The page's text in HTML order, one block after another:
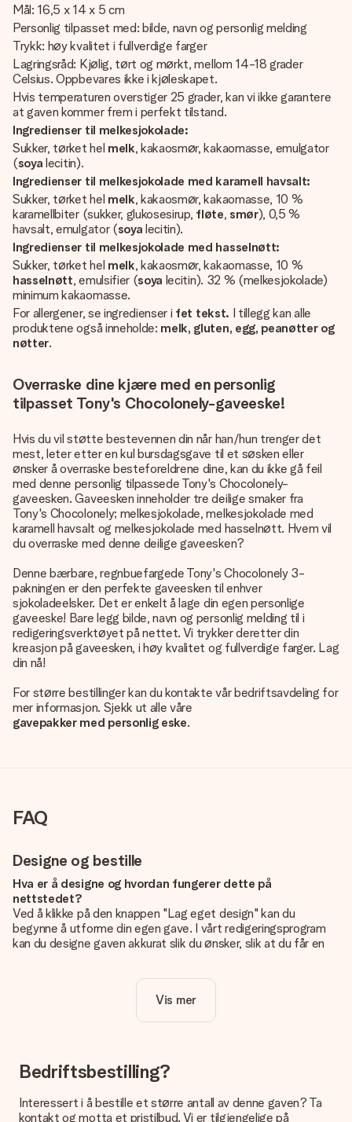
Mål: 16,5 x 14 x 5 cm
Personlig tilpasset med: bilde, navn og personlig melding
Trykk: høy kvalitet i fullverdige farger
Lagringsråd: Kjølig, tørt og mørkt, mellom 14-18 grader
Celsius. Oppbevares ikke i kjøleskapet.
Hvis temperaturen overstiger 25 grader, kan vi ikke garantere
at gaven kommer frem i perfekt tilstand.
Ingredienser til melkesjokolade:
Sukker, tørket hel melk, kakaosmør, kakaomasse, emulgator
(soya lecitin).
Ingredienser til melkesjokolade med karamell havsalt:
Sukker, tørket hel melk, kakaosmør, kakaomasse, 10 %
karamellbiter (sukker, glukosesirup, fløte, smør), 0,5 %
havsalt, emulgator (soya lecitin).
Ingredienser til melkesjokolade med hasselnøtt:
Sukker, tørket hel melk, kakaosmør, kakaomasse, 10 %
hasselnøtt, emulsifier (soya lecitin). 32 % (melkesjokolade)
minimum kakaomasse.
For allergener, se ingredienser i fet tekst. I tillegg kan alle
produktene også inneholde: melk, gluten, egg, peanøtter og
nøtter.
Overraske dine kjære med en personlig
tilpasset Tony's Chocolonely-gaveeske!
Hvis du vil støtte bestevennen din når han/hun trenger det
mest, leter etter en kul bursdagsgave til et søsken eller
ønsker å overraske besteforeldrene dine, kan du ikke gå feil
med denne personlig tilpassede Tony's Chocolonely-
gaveesken. Gaveesken inneholder tre deilige smaker fra
Tony's Chocolonely; melkesjokolade, melkesjokolade med
karamell havsalt og melkesjokolade med hasselnøtt. Hvem vil
du overraske med denne deilige gaveesken?
Denne bærbare, regnbuefargede Tony's Chocolonely 3-
pakningen er den perfekte gaveesken til enhver
sjokoladeelsker. Det er enkelt å lage din egen personlige
gaveeske! Bare legg bilde, navn og personlig melding til i
redigeringsverktøyet på nettet. Vi trykker deretter din
kreasjon på gaveesken, i høy kvalitet og fullverdige farger. Lag
din nå!
For større bestillinger kan du kontakte vår bedriftsavdeling for
mer informasjon. Sjekk ut alle våre
gavepakker med personlig eske.
FAQ
Designe og bestille
Hva er å designe og hvordan fungerer dette på
nettstedet?
Ved å klikke på den knappen "Lag eget design" kan du
begynne å utforme din egen gave. I vårt redigeringsprogram
kan du designe gaven akkurat slik du ønsker, slik at du får en
å gjøre gaven din helt unik.
Er eget design inkludert i prisen?
Hvordan vet jeg om bildt mitt er av riktig kvalitet?
Derfor er det viktig å bruke bilder av høy kvalitet. Hvis du er
Vis mer
Bedriftsbestilling?
Interessert i å bestille et større antall av denne gaven? Ta
kontakt og motta et pristilbud. Vi er tilgjengelige på